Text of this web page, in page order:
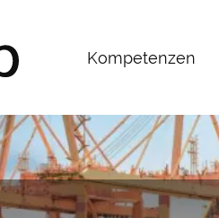
überspringen
Kompetenzen